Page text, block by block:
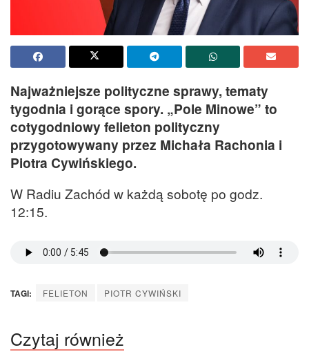
Najważniejsze polityczne sprawy, tematy
tygodnia i gorące spory. „Pole Minowe” to
cotygodniowy felieton polityczny
przygotowywany przez Michała Rachonia i
Piotra Cywińskiego.
W Radiu Zachód w każdą sobotę po godz.
12:15.
TAGI: FELIETON PIOTR CYWIŃSKI
Czytaj również